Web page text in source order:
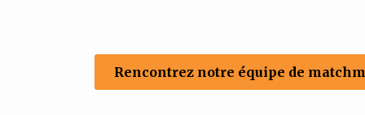
Rencontrez notre équipe de